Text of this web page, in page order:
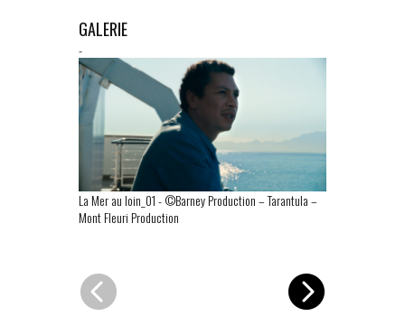
GALERIE
-
La Mer au loin_01-©Barney Production – Tarantula –
Mont Fleuri Production